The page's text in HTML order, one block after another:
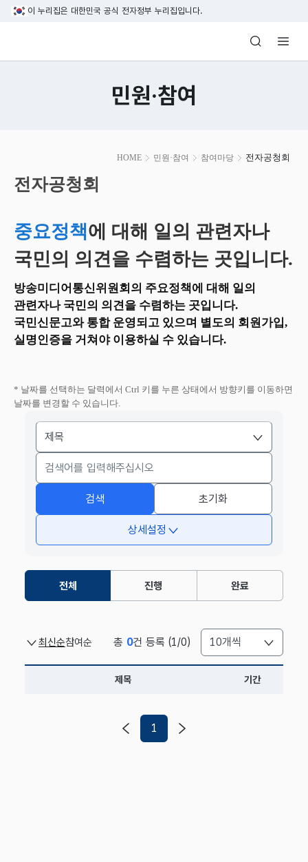
본문 바로가기
이 누리집은 대한민국 공식 전자정부 누리집입니다.
방송미디어통신위원회 Korea Media
민원·참여
HOME 민원·참여 참여마당 전자공청회
시
작
전자공청회
중요정책에 대해 일의 관련자나
국민의 의견을 수렴하는 곳입니다.
방송미디어통신위원회의 주요정책에 대해 일의
관련자나 국민의 의견을 수렴하는 곳입니다.
국민신문고와 통합 운영되고 있으며 별도의 회원가입,
실명인증을 거쳐야 이용하실 수 있습니다.
* 날짜를 선택하는 달력에서 Ctrl 키를 누른 상태에서 방향키를 이동하면
날짜를 변경할 수 있습니다.